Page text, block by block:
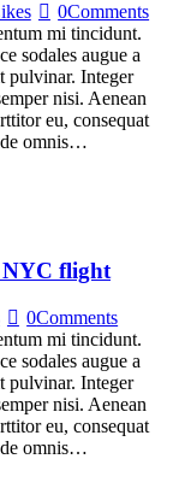
0Comments
mi tincidunt.
sodales augue a
pulvinar. Integer
nisi. Aenean
eu, consequat
omnis…
NYC flight
0Comments
mi tincidunt.
sodales augue a
pulvinar. Integer
nisi. Aenean
eu, consequat
omnis…